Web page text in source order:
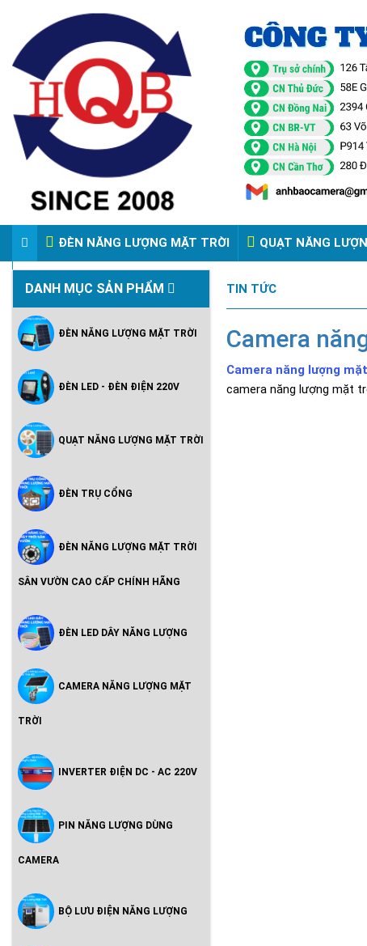
ĐÈN NĂNG LƯỢNG MẶT TRỜI QUẠT NĂNG
VIDEO ĐÈN PHA ĐIỆN 220V
DANH MỤC SẢN PHẨM
ĐÈN NĂNG LƯỢNG MẶT TRỜI
Vườn Cao Cấp Chính Hãng
ĐÈN LED - ĐÈN ĐIỆN 220V
Hoàng Quốc Bảo - Độ Sáng Cao,
QUẠT NĂNG LƯỢNG MẶT TRỜI
ĐÈN TRỤ CỔNG
ĐÈN NĂNG LƯỢNG MẶT TRỜI
SÂN VƯỜN CAO CẤP CHÍNH HÃNG
ĐÈN LED DÂY NĂNG LƯỢNG
CAMERA NĂNG LƯỢNG MẶT
TRỜI
INVERTER ĐIỆN DC - AC 220V
PIN NĂNG LƯỢNG DÙNG
CAMERA
BỘ LƯU ĐIỆN NĂNG LƯỢNG
TIN TỨC
Camera
Camera năng lượng
camera năng lượng mặt